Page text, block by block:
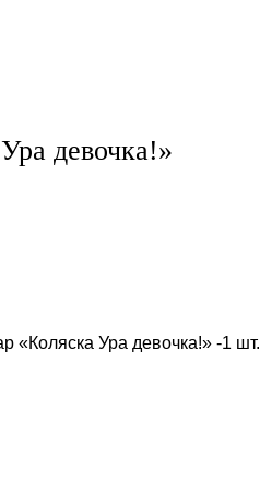
девочка!»
«Коляска Ура девочка!» -1 шт.